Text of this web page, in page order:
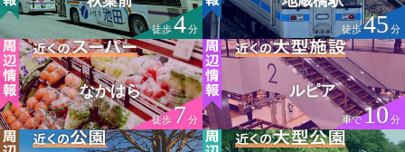
徒歩4分 徒歩45 分
なかはら
徒歩7分
ルピア
車で10分